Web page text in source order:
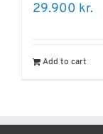
29.900 kr.
Add to cart